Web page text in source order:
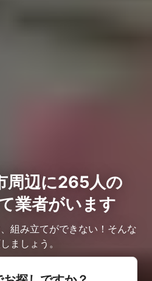
周辺に265人の
業者がいます
組み立てができない！そんな
ましょう。